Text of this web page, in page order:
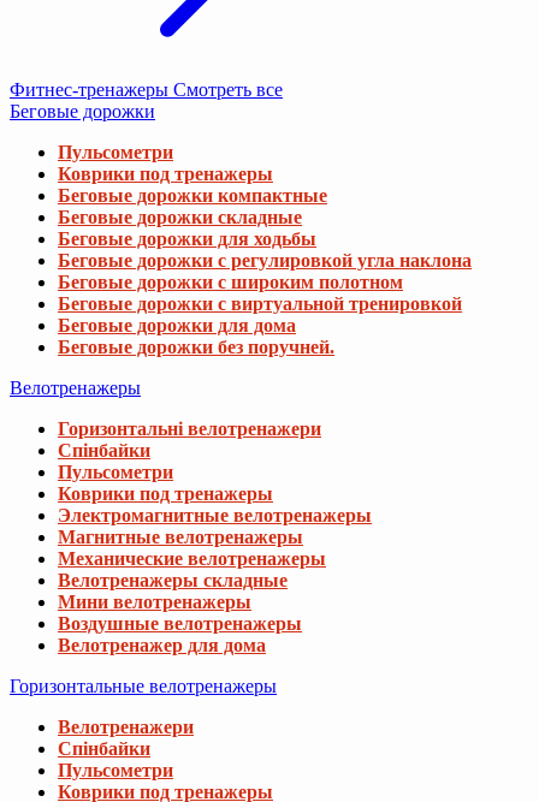
Фитнес-тренажеры Смотреть все
Беговые дорожки
Пульсометри
Коврики под тренажеры
Беговые дорожки компактные
Беговые дорожки складные
Беговые дорожки для ходьбы
Беговые дорожки с регулировкой угла наклона
Беговые дорожки с широким полотном
Беговые дорожки с виртуальной тренировкой
Беговые дорожки для дома
Беговые дорожки без поручней.
Велотренажеры
Горизонтальні велотренажери
Спінбайки
Пульсометри
Коврики под тренажеры
Электромагнитные велотренажеры
Магнитные велотренажеры
Механические велотренажеры
Велотренажеры складные
Мини велотренажеры
Воздушные велотренажеры
Велотренажер для дома
Горизонтальные велотренажеры
Велотренажери
Спінбайки
Пульсометри
Коврики под тренажеры